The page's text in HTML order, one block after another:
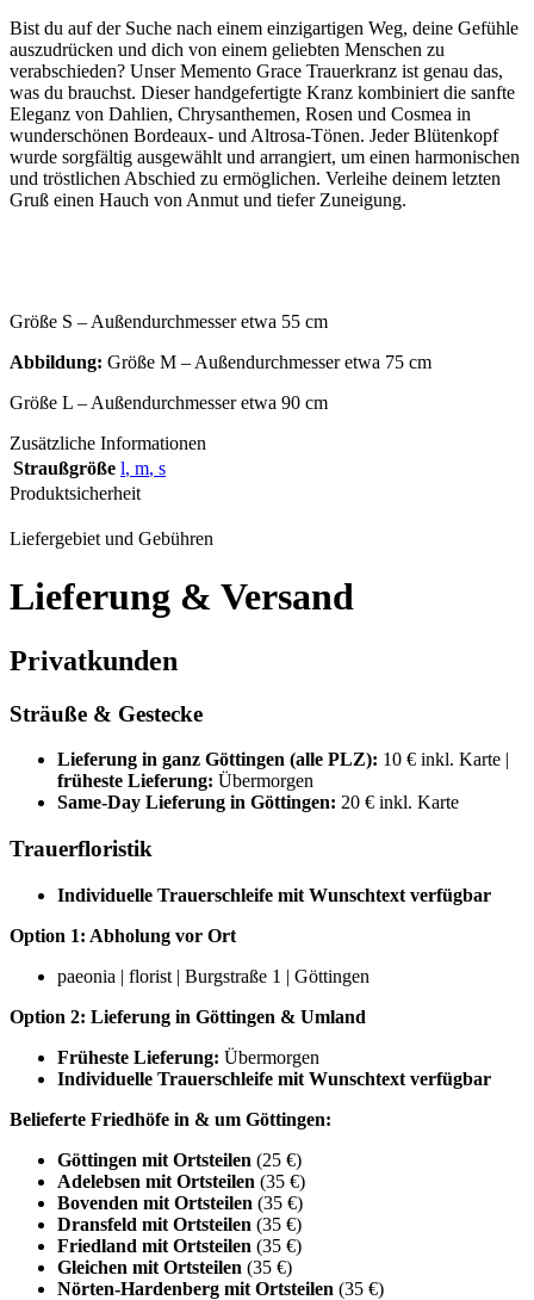
Bist du auf der Suche nach einem einzigartigen Weg, deine Gefühle
auszudrücken und dich von einem geliebten Menschen zu
verabschieden? Unser Memento Grace Trauerkranz ist genau das,
was du brauchst. Dieser handgefertigte Kranz kombiniert die sanfte
Eleganz von Dahlien, Chrysanthemen, Rosen und Cosmea in
wunderschönen Bordeaux- und Altrosa-Tönen. Jeder Blütenkopf
wurde sorgfältig ausgewählt und arrangiert, um einen harmonischen
und tröstlichen Abschied zu ermöglichen. Verleihe deinem letzten
Gruß einen Hauch von Anmut und tiefer Zuneigung.
Größe S – Außendurchmesser etwa 55 cm
Abbildung: Größe M – Außendurchmesser etwa 75 cm
Größe L – Außendurchmesser etwa 90 cm
Zusätzliche Informationen
Straußgröße l, m, s
Produktsicherheit
Liefergebiet und Gebühren
Lieferung & Versand
Privatkunden
Sträuße & Gestecke
Lieferung in ganz Göttingen (alle PLZ): 10 € inkl. Karte |
früheste Lieferung: Übermorgen
Same-Day Lieferung in Göttingen: 20 € inkl. Karte
Trauerfloristik
Individuelle Trauerschleife mit Wunschtext verfügbar
Option 1: Abholung vor Ort
paeonia | florist | Burgstraße 1 | Göttingen
Option 2: Lieferung in Göttingen & Umland
Früheste Lieferung: Übermorgen
Individuelle Trauerschleife mit Wunschtext verfügbar
Belieferte Friedhöfe in & um Göttingen:
Göttingen mit Ortsteilen (25 €)
Adelebsen mit Ortsteilen (35 €)
Bovenden mit Ortsteilen (35 €)
Dransfeld mit Ortsteilen (35 €)
Friedland mit Ortsteilen (35 €)
Gleichen mit Ortsteilen (35 €)
Nörten-Hardenberg mit Ortsteilen (35 €)